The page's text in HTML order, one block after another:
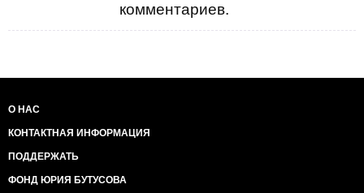
комментариев.
О НАС
КОНТАКТНАЯ ИНФОРМАЦИЯ
ПОДДЕРЖАТЬ
ФОНД ЮРИЯ БУТУСОВА